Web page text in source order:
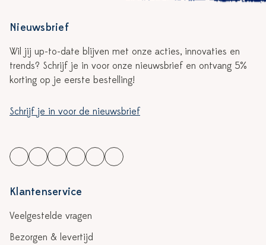
Nieuwsbrief
Wil jij up-to-date blijven met onze acties, innovaties en
trends? Schrijf je in voor onze nieuwsbrief en ontvang 5%
korting op je eerste bestelling!
Schrijf je in voor de nieuwsbrief
Klantenservice
Veelgestelde vragen
Bezorgen & levertijd